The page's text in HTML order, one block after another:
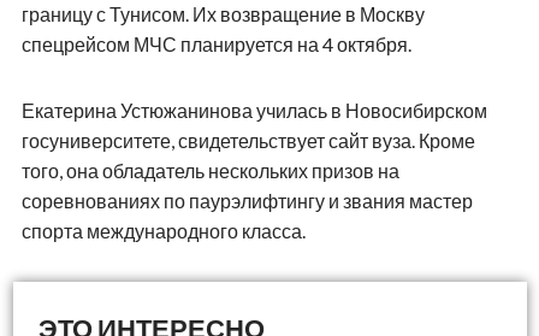
границу с Тунисом. Их возвращение в Москву
спецрейсом МЧС планируется на 4 октября.
Екатерина Устюжанинова училась в Новосибирском
госуниверситете, свидетельствует сайт вуза. Кроме
того, она обладатель нескольких призов на
соревнованиях по паурэлифтингу и звания мастер
спорта международного класса.